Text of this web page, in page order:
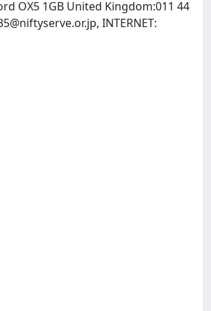
OX5 1GB United Kingdom:011 44
, INTERNET: